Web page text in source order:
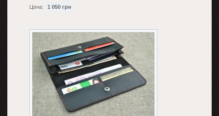
Цена:
1 050 грн